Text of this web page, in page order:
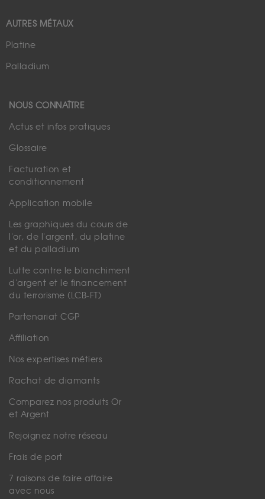
AUTRES MÉTAUX
Platine
Palladium
NOUS CONNAÎTRE
Actus et infos pratiques
Glossaire
Facturation et
conditionnement
Application mobile
Les graphiques du cours de
l'or, de l'argent, du platine
et du palladium
Lutte contre le blanchiment
d'argent et le financement
du terrorisme (LCB-FT)
Partenariat CGP
Affiliation
Nos expertises métiers
Rachat de diamants
Comparez nos produits Or
et Argent
Rejoignez notre réseau
Frais de port
7 raisons de faire affaire
avec nous